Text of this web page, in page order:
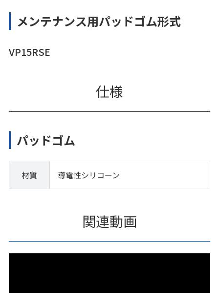
メンテナンス用パッドゴム形式
VP15RSE
仕様
パッドゴム
材質 導電性シリコーン
関連動画